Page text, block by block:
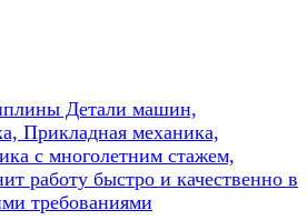
Детали машин,
Прикладная механика,
с многолетним стажем,
работу быстро и качественно в
требованиями